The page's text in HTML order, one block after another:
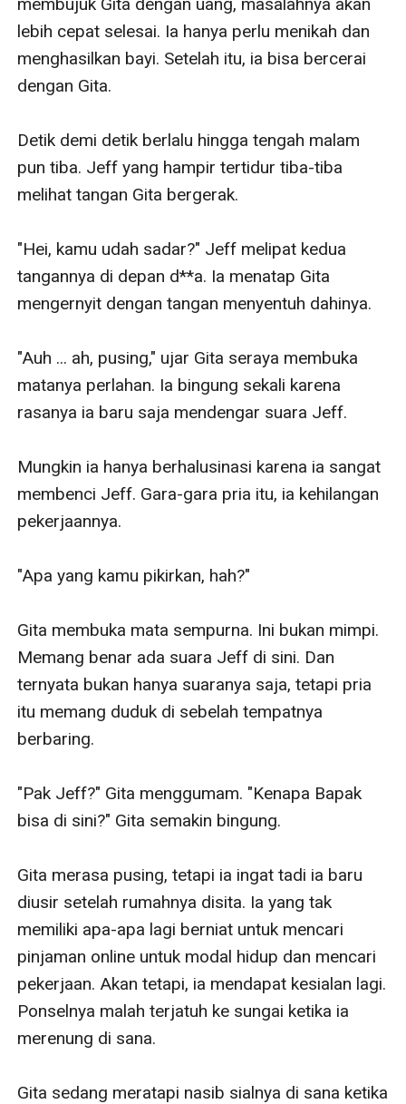
lebih cepat selesai. Ia hanya perlu menikah dan
menghasilkan bayi. Setelah itu, ia bisa bercerai
dengan Gita.
Detik demi detik berlalu hingga tengah malam
pun tiba. Jeff yang hampir tertidur tiba-tiba
melihat tangan Gita bergerak.
"Hei, kamu udah sadar?" Jeff melipat kedua
tangannya di depan d**a. Ia menatap Gita
mengernyit dengan tangan menyentuh dahinya.
"Auh ... ah, pusing," ujar Gita seraya membuka
matanya perlahan. Ia bingung sekali karena
rasanya ia baru saja mendengar suara Jeff.
Mungkin ia hanya berhalusinasi karena ia sangat
membenci Jeff. Gara-gara pria itu, ia kehilangan
pekerjaannya.
"Apa yang kamu pikirkan, hah?"
Gita membuka mata sempurna. Ini bukan mimpi.
Memang benar ada suara Jeff di sini. Dan
ternyata bukan hanya suaranya saja, tetapi pria
itu memang duduk di sebelah tempatnya
berbaring.
"Pak Jeff?" Gita menggumam. "Kenapa Bapak
bisa di sini?" Gita semakin bingung.
Gita merasa pusing, tetapi ia ingat tadi ia baru
diusir setelah rumahnya disita. Ia yang tak
memiliki apa-apa lagi berniat untuk mencari
pinjaman online untuk modal hidup dan mencari
pekerjaan. Akan tetapi, ia mendapat kesialan lagi.
Ponselnya malah terjatuh ke sungai ketika ia
merenung di sana.
Gita sedang meratapi nasib sialnya di sana ketika